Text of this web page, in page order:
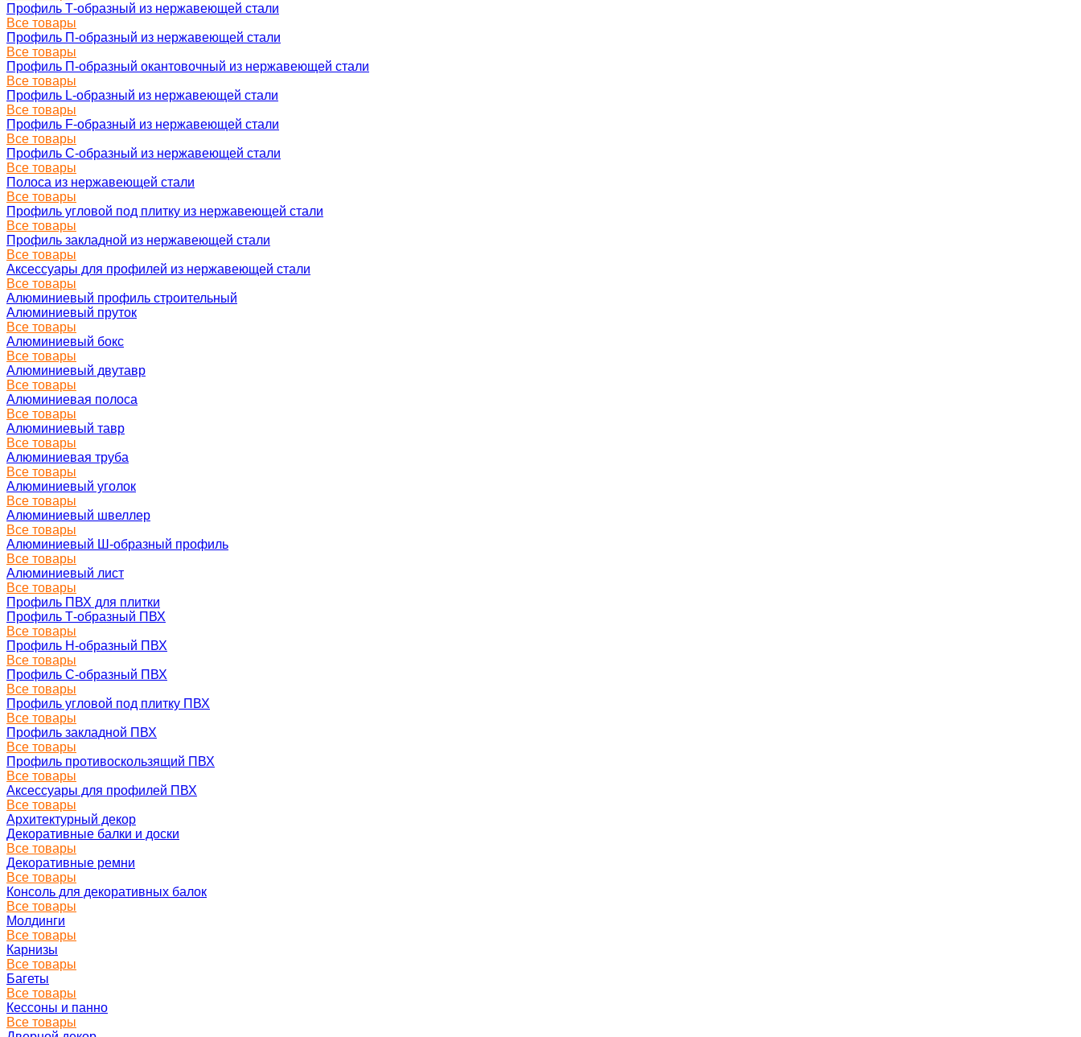
Профиль Т-образный из нержавеющей стали
Все товары
Профиль П-образный из нержавеющей стали
Все товары
Профиль П-образный окантовочный из нержавеющей стали
Все товары
Профиль L-образный из нержавеющей стали
Все товары
Профиль F-образный из нержавеющей стали
Все товары
Профиль C-образный из нержавеющей стали
Все товары
Полоса из нержавеющей стали
Все товары
Профиль угловой под плитку из нержавеющей стали
Все товары
Профиль закладной из нержавеющей стали
Все товары
Аксессуары для профилей из нержавеющей стали
Все товары
Алюминиевый профиль строительный
Алюминиевый пруток
Все товары
Алюминиевый бокс
Все товары
Алюминиевый двутавр
Все товары
Алюминиевая полоса
Все товары
Алюминиевый тавр
Все товары
Алюминиевая труба
Все товары
Алюминиевый уголок
Все товары
Алюминиевый швеллер
Все товары
Алюминиевый Ш-образный профиль
Все товары
Алюминиевый лист
Все товары
Профиль ПВХ для плитки
Профиль Т-образный ПВХ
Все товары
Профиль H-образный ПВХ
Все товары
Профиль C-образный ПВХ
Все товары
Профиль угловой под плитку ПВХ
Все товары
Профиль закладной ПВХ
Все товары
Профиль противоскользящий ПВХ
Все товары
Аксессуары для профилей ПВХ
Все товары
Архитектурный декор
Декоративные балки и доски
Все товары
Декоративные ремни
Все товары
Консоль для декоративных балок
Все товары
Молдинги
Все товары
Карнизы
Все товары
Багеты
Все товары
Кессоны и панно
Все товары